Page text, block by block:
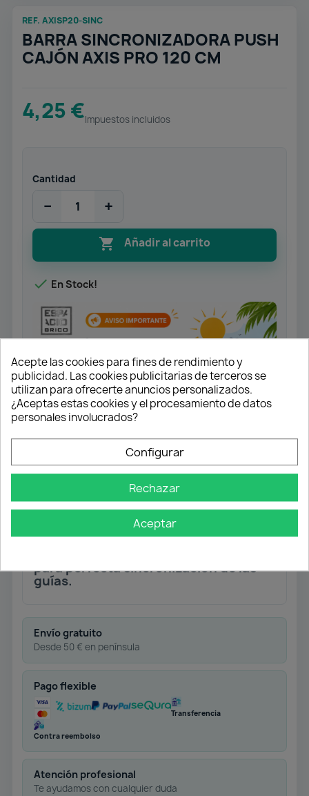
REF. AXISP20-SINC
BARRA SINCRONIZADORA PUSH
CAJÓN AXIS PRO 120 CM
4,25 €Impuestos incluidos
Cantidad
− +
 Añadir al carrito
 En Stock!
Barra sincronizadora de 120 cm para
cortar a la medida necesaria.
Incluye juego accesorios.
Muy recomendable para cajones de
para perfecta sincronización de las
guías.
Envío gratuito
Desde 50 € en península
Pago flexible
Transferencia
Contra reembolso
Atención profesional
Te ayudamos con cualquier duda
Acepte las cookies para fines de rendimiento y
publicidad. Las cookies publicitarias de terceros se
utilizan para ofrecerte anuncios personalizados.
¿Aceptas estas cookies y el procesamiento de datos
personales involucrados?
Configurar
Rechazar
Aceptar